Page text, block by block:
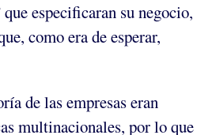
especificaran su negocio,
como era de esperar,
de las empresas eran
multinacionales, por lo que